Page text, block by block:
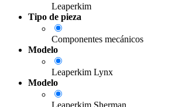
Leaperkim
Tipo de pieza
Componentes mecánicos
Modelo
Leaperkim Lynx
Modelo
Leaperkim Sherman